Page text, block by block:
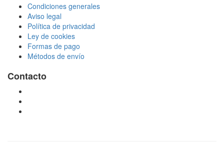
Condiciones generales
Aviso legal
Política de privacidad
Ley de cookies
Formas de pago
Métodos de envío
Contacto